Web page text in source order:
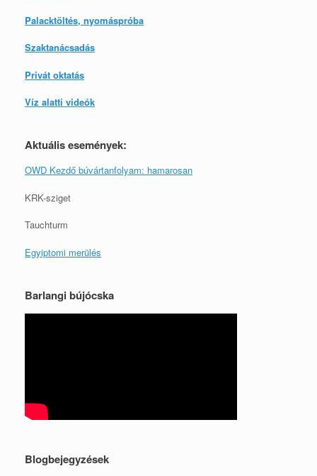
Palacktöltés, nyomáspróba
Szaktanácsadás
Privát oktatás
Víz alatti videók
Aktuális események:
OWD Kezdő búvártanfolyam: hamarosan
KRK-sziget
Tauchturm
Egyiptomi merülés
Barlangi bújócska
Blogbejegyzések